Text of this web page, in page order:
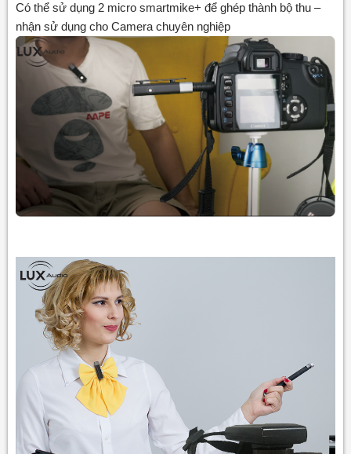
Có thể sử dụng 2 micro smartmike+ để ghép thành bộ thu –
nhận sử dụng cho Camera chuyên nghiệp